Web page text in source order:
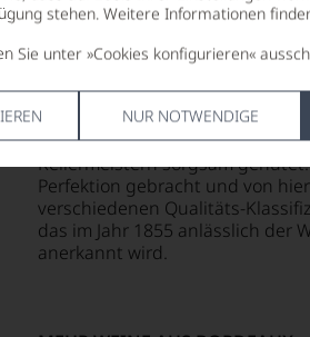
stehen. Weitere Informationen
Sie unter »Cookies konfigurieren«
NUR NOTWENDIGE
Bordeaux
Ob die besten Weine
sich Weinliebhaber seit jeher.
französischen Wein. Die hier
Château zu Château; das
Kellermeistern sorgsam
Perfektion gebracht und von
verschiedenen Qualitäts-
das im Jahr 1855 anlässlich
anerkannt wird.